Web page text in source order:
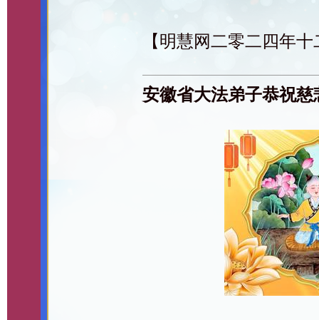
【明慧网二零二四年
安徽省大法弟子恭祝